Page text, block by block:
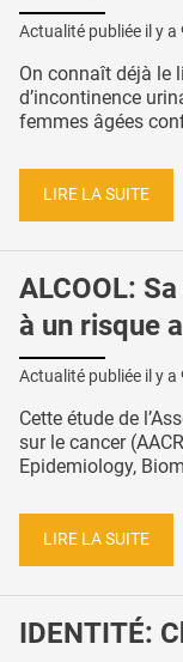
Actualité publiée il y a
On connaît déjà le
d’incontinence
femmes âgées
LIRE LA SUITE
ALCOOL:
à un risque
Actualité publiée il y a
Cette étude de
sur le cancer
Epidemiology,
LIRE LA SUITE
IDENTITÉ: